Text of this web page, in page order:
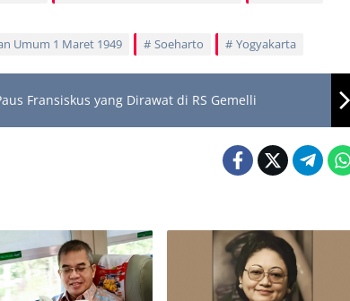
Umum 1 Maret 1949 Soeharto Yogyakarta
Fransiskus yang Dirawat di RS Gemelli